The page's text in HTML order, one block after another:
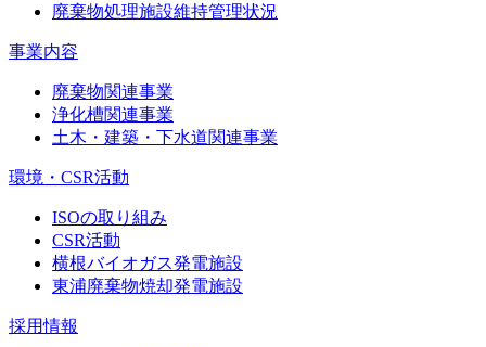
廃棄物処理施設維持管理状況
事業内容
廃棄物関連事業
浄化槽関連事業
土木・建築・下水道関連事業
環境・CSR活動
ISOの取り組み
CSR活動
横根バイオガス発電施設
東浦廃棄物焼却発電施設
採用情報